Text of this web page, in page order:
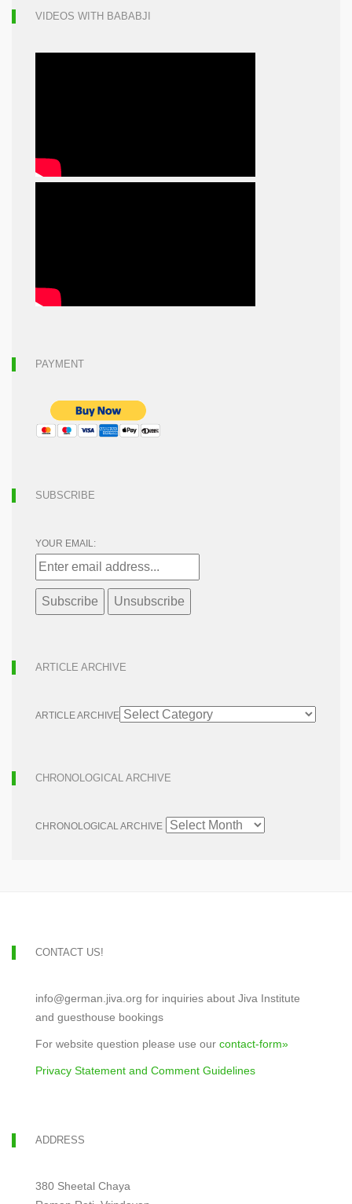
VIDEOS WITH BABABJI
PAYMENT
SUBSCRIBE
YOUR EMAIL:
ARTICLE ARCHIVE
ARTICLE ARCHIVE
CHRONOLOGICAL ARCHIVE
CHRONOLOGICAL ARCHIVE
CONTACT US!
info@german.jiva.org for inquiries about Jiva Institute
and guesthouse bookings
For website question please use our contact-form»
Privacy Statement and Comment Guidelines
ADDRESS
380 Sheetal Chaya